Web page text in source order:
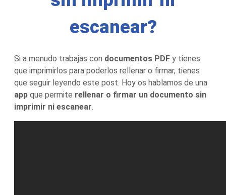
escanear?
Si a menudo trabajas con documentos PDF y tienes
que imprimirlos para poderlos rellenar o firmar, tienes
que seguir leyendo este post. Hoy os hablamos de una
app que permite rellenar o firmar un documento sin
imprimir ni escanear.